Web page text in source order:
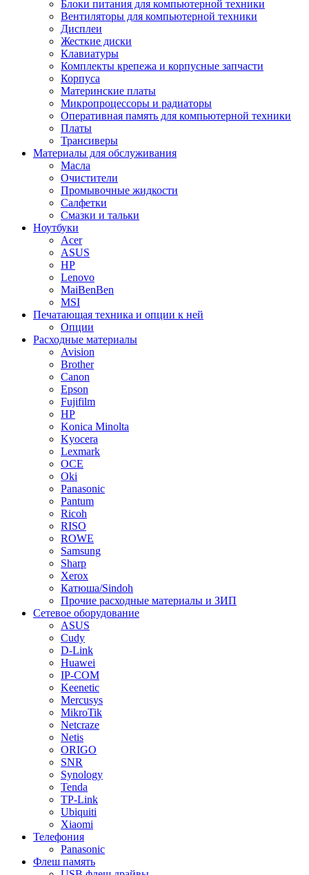
Блоки питания для компьютерной техники
Вентиляторы для компьютерной техники
Дисплеи
Жесткие диски
Клавиатуры
Комплекты крепежа и корпусные запчасти
Корпуса
Материнские платы
Микропроцессоры и радиаторы
Оперативная память для компьютерной техники
Платы
Трансиверы
Материалы для обслуживания
Масла
Очистители
Промывочные жидкости
Салфетки
Смазки и тальки
Ноутбуки
Acer
ASUS
HP
Lenovo
MaiBenBen
MSI
Печатающая техника и опции к ней
Опции
Расходные материалы
Avision
Brother
Canon
Epson
Fujifilm
HP
Konica Minolta
Kyocera
Lexmark
OCE
Oki
Panasonic
Pantum
Ricoh
RISO
ROWE
Samsung
Sharp
Xerox
Катюша/Sindoh
Прочие расходные материалы и ЗИП
Сетевое оборудование
ASUS
Cudy
D-Link
Huawei
IP-COM
Keenetic
Mercusys
MikroTik
Netcraze
Netis
ORIGO
SNR
Synology
Tenda
TP-Link
Ubiquiti
Xiaomi
Телефония
Panasonic
Флеш память